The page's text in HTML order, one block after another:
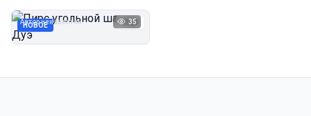
НОВОЕ 1923
Автор неизвестен 35